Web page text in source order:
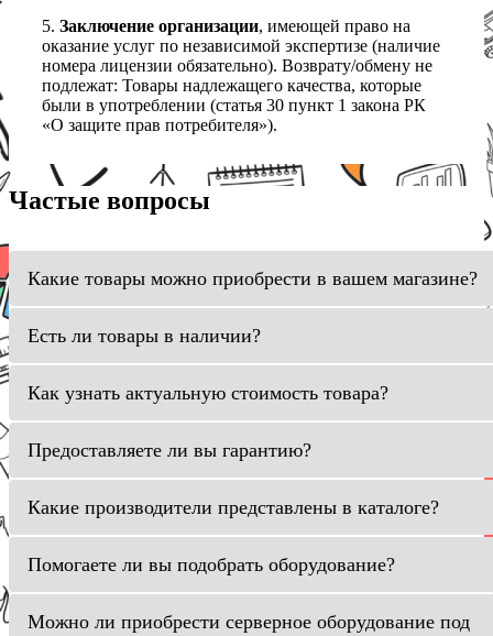
5. Заключение организации, имеющей право на
оказание услуг по независимой экспертизе (наличие
номера лицензии обязательно). Возврату/обмену не
подлежат: Товары надлежащего качества, которые
были в употреблении (статья 30 пункт 1 закона РК
«О защите прав потребителя»).
Частые вопросы
Какие товары можно приобрести в вашем магазине?
Есть ли товары в наличии?
Как узнать актуальную стоимость товара?
Предоставляете ли вы гарантию?
Какие производители представлены в каталоге?
Помогаете ли вы подобрать оборудование?
Можно ли приобрести серверное оборудование под